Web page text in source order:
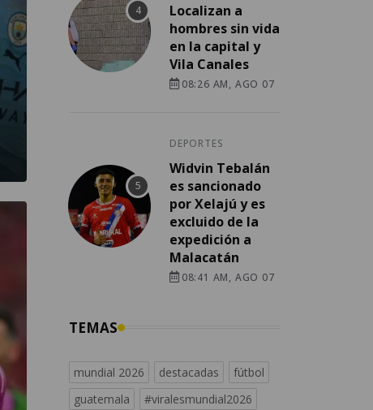
Localizan a
hombres sin vida
en la capital y
Vila Canales
08:26 AM, AGO 07
DEPORTES
Widvin Tebalán
es sancionado
por Xelajú y es
excluido de la
expedición a
Malacatán
08:41 AM, AGO 07
TEMAS
mundial 2026 destacadas
fútbol
guatemala
#viralesmundial2026